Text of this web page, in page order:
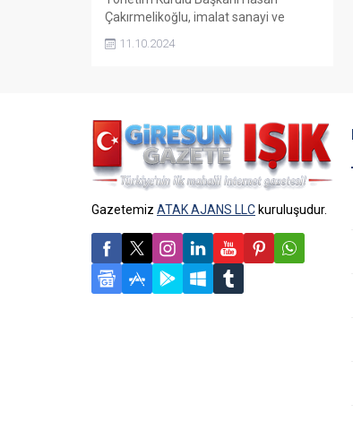
Çakırmelikoğlu, imalat sanayi ve
ihracat verilerindeki düşüşe dikkat
çekerek sektördeki durumu
11.10.2024
Gazetemiz ATAK AJANS LLC kuruluşudur.